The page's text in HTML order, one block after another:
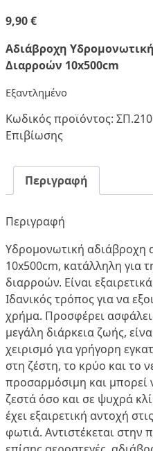
9,90€
Αδιάβροχη
Διαρροών 10x500cm
Εξαντλημένο
Κωδικός προϊόντος:
Επιβίωσης
Περιγραφή
Περιγραφή
Υδρομονωτική αδιάβροχη
10x500cm, κατάλληλη για
διαρροών. Είναι
Ιδανικός τρόπος για να
χρήμα. Προσφέρει
μεγάλη διάρκεια ζωής,
χειρισμό για γρήγορη
στη ζέστη, το κρύο και το
προσαρμόσιμη και μπορεί
ζεστά όσο και σε ψυχρά
έχει εξαιρετική αντοχή
φωτιά. Αντιστέκεται στην